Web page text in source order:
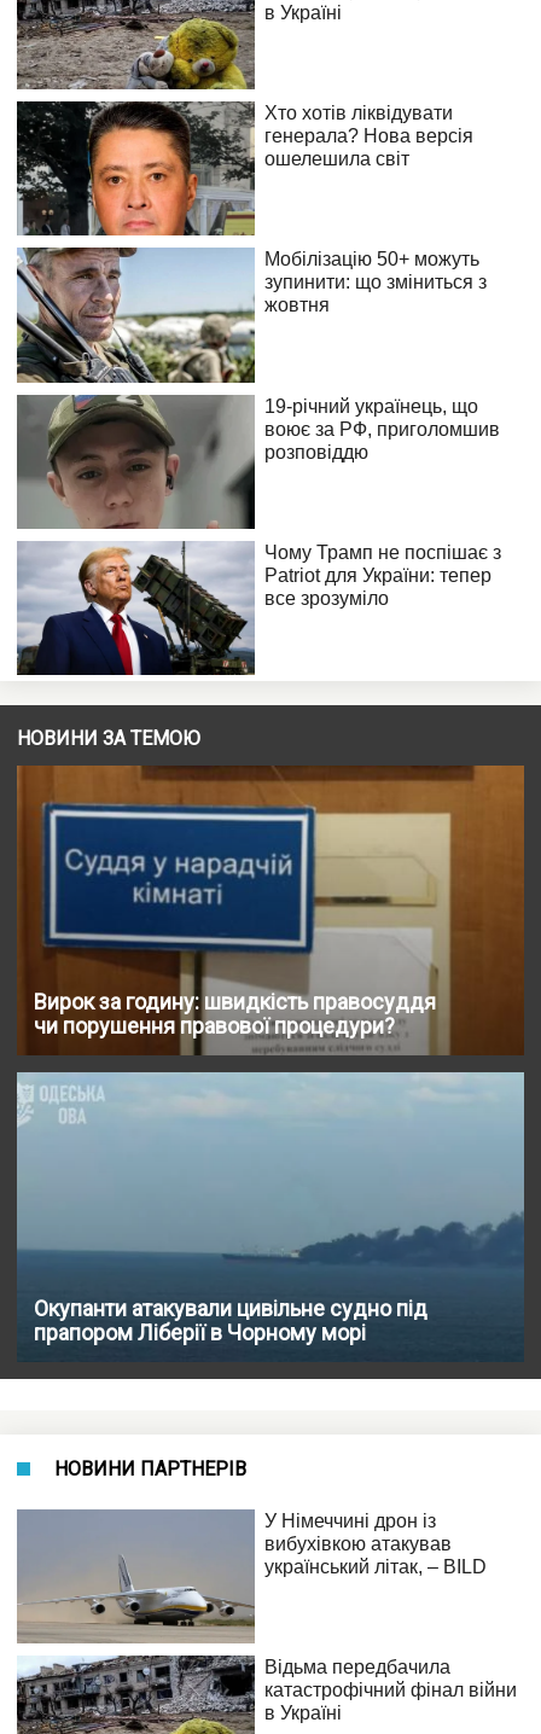
НОВИНИ ЗА ТЕМОЮ
Вирок за годину: швидкість правосуддя
чи порушення правової процедури?
Окупанти атакували цивільне судно під
прапором Ліберії в Чорному морі
НОВИНИ ПАРТНЕРІВ